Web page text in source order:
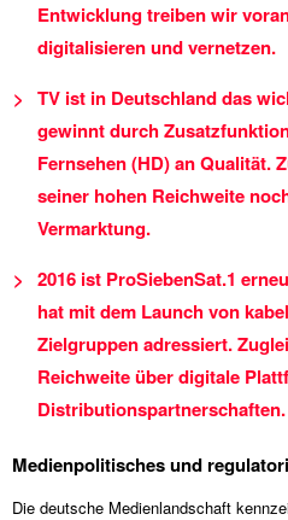
Entwicklung treiben wir
digitalisieren und vernetzen.
TV ist in Deutschland das
gewinnt durch
Fernsehen (HD) an Qualität.
seiner hohen Reichweite
Vermarktung.
2016 ist ProSiebenSat.1
hat mit dem Launch von
Zielgruppen adressiert.
Reichweite über digitale
Distributionspartnerschaften.
Medienpolitisches und
Die deutsche Medienlandschaft